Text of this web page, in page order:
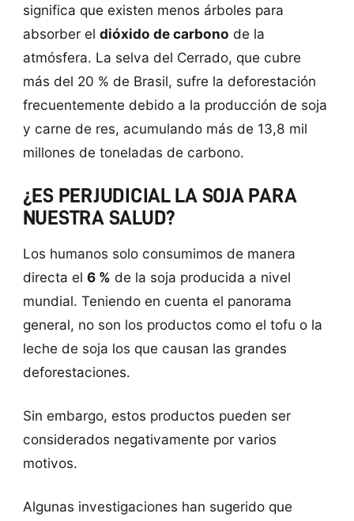
significa que existen menos árboles para
absorber el dióxido de carbono de la
atmósfera. La selva del Cerrado, que cubre
más del 20 % de Brasil, sufre la deforestación
frecuentemente debido a la producción de soja
y carne de res, acumulando más de 13,8 mil
millones de toneladas de carbono.
¿ES PERJUDICIAL LA SOJA PARA
NUESTRA SALUD?
Los humanos solo consumimos de manera
directa el 6 % de la soja producida a nivel
mundial. Teniendo en cuenta el panorama
general, no son los productos como el tofu o la
leche de soja los que causan las grandes
deforestaciones.
Sin embargo, estos productos pueden ser
considerados negativamente por varios
motivos.
Algunas investigaciones han sugerido que